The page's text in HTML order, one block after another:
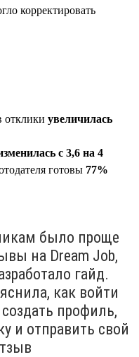
корректировать
отклики увеличилась
с 3,6 на 4
готовы 77%
было проще
на Dream Job,
гайд.
как войти
профиль,
и отправить свой